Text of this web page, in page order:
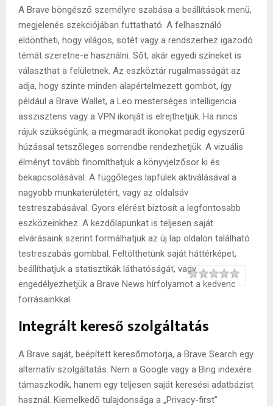
A Brave böngésző személyre szabása a beállítások menü,
megjelenés szekciójában futtatható. A felhasználó
eldöntheti, hogy világos, sötét vagy a rendszerhez igazodó
témát szeretne-e használni. Sőt, akár egyedi színeket is
választhat a felületnek. Az eszköztár rugalmasságát az
adja, hogy szinte minden alapértelmezett gombot, így
például a Brave Wallet, a Leo mesterséges intelligencia
asszisztens vagy a VPN ikonját is elrejthetjük. Ha nincs
rájuk szükségünk, a megmaradt ikonokat pedig egyszerű
húzással tetszőleges sorrendbe rendezhetjük. A vizuális
élményt tovább finomíthatjuk a könyvjelzősor ki és
bekapcsolásával. A függőleges lapfülek aktiválásával a
nagyobb munkaterületért, vagy az oldalsáv
testreszabásával. Gyors elérést biztosít a legfontosabb
eszközeinkhez. A kezdőlapunkat is teljesen saját
elvárásaink szerint formálhatjuk az új lap oldalon található
testreszabás gombbal. Feltölthetünk saját háttérképet,
beállíthatjuk a statisztikák láthatóságát, vagy
engedélyezhetjük a Brave News hírfolyamot a kedvenc
forrásainkkal.
Integrált kereső szolgáltatás
A Brave saját, beépített keresőmotorja, a Brave Search egy
alternatív szolgáltatás. Nem a Google vagy a Bing indexére
támaszkodik, hanem egy teljesen saját keresési adatbázist
használ. Kiemelkedő tulajdonsága a „Privacy-first”
Rating 1 star
2 stars
3 stars
4 stars
5 stars